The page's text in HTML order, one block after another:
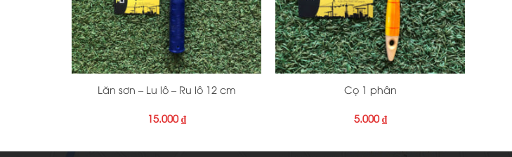
+
Lăn sơn – Lu lô – Ru lô 12 cm
15.000₫
+
Cọ 1 phân
5.000₫